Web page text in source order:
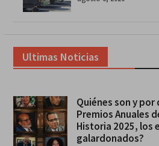
Ultimas Noticias
Quiénes son y
Premios Anuales
Historia 2025, los
galardonados?